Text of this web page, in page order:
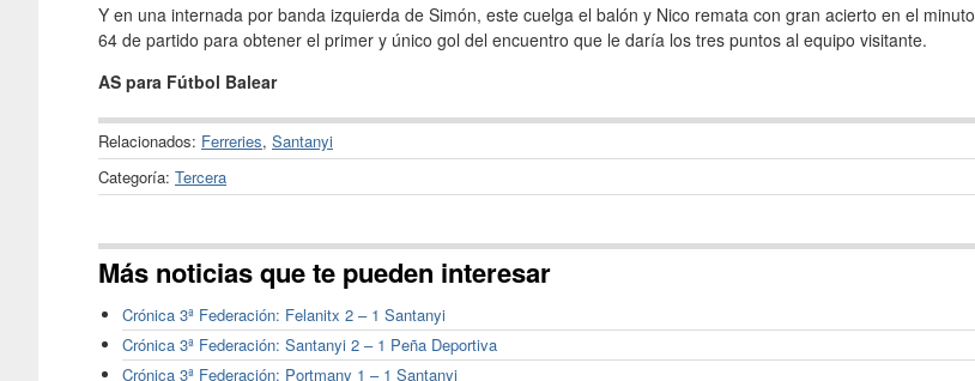
Y en una internada por banda izquierda de Simón, este cuelga el balón y Nico remata con gran acierto en el minuto
64 de partido para obtener el primer y único gol del encuentro que le daría los tres puntos al equipo visitante.
AS para Fútbol Balear
Relacionados: Ferreries, Santanyi
Categoría: Tercera
Más noticias que te pueden interesar
Crónica 3ª Federación: Felanitx 2 – 1 Santanyi
Crónica 3ª Federación: Santanyi 2 – 1 Peña Deportiva
Crónica 3ª Federación: Portmany 1 – 1 Santanyi